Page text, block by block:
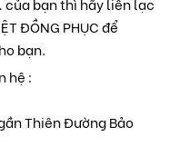
ĐỒNG PHỤC để
bạn.
hệ :
Thiên Đường Bảo